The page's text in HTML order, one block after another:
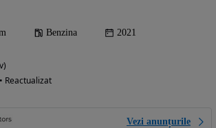
Benzina 2021
Reactualizat
Vezi anunțurile